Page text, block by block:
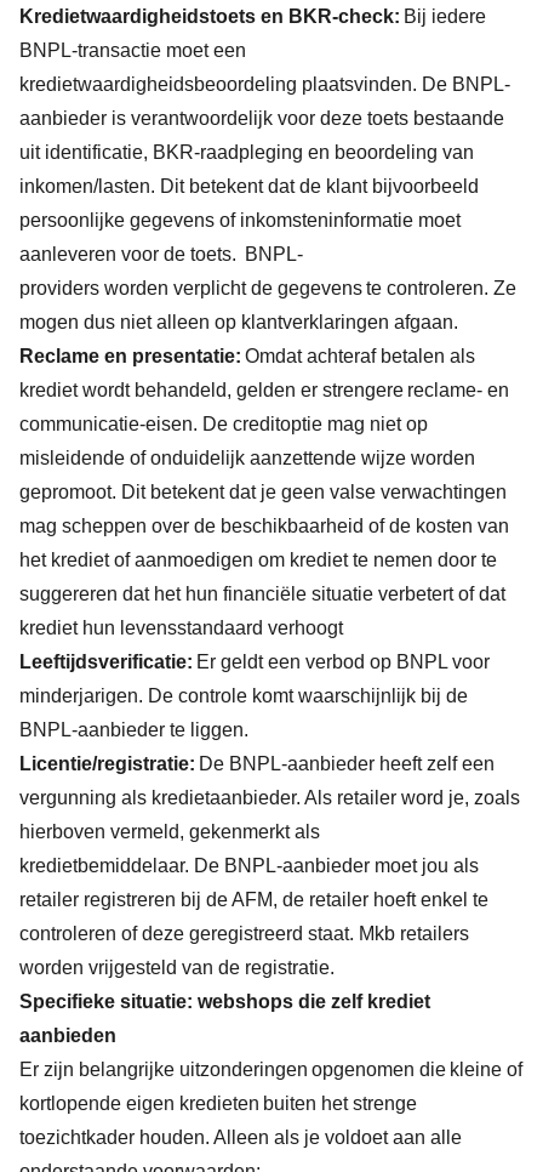
Kredietwaardigheidstoets en BKR-check: Bij iedere
BNPL-transactie moet een
kredietwaardigheidsbeoordeling plaatsvinden. De BNPL-
aanbieder is verantwoordelijk voor deze toets bestaande
uit identificatie, BKR-raadpleging en beoordeling van
inkomen/lasten. Dit betekent dat de klant bijvoorbeeld
persoonlijke gegevens of inkomsteninformatie moet
aanleveren voor de toets. BNPL-
providers worden verplicht de gegevens te controleren. Ze
mogen dus niet alleen op klantverklaringen afgaan.
Reclame en presentatie: Omdat achteraf betalen als
krediet wordt behandeld, gelden er strengere reclame- en
communicatie-eisen. De creditoptie mag niet op
misleidende of onduidelijk aanzettende wijze worden
gepromoot. Dit betekent dat je geen valse verwachtingen
mag scheppen over de beschikbaarheid of de kosten van
het krediet of aanmoedigen om krediet te nemen door te
suggereren dat het hun financiële situatie verbetert of dat
krediet hun levensstandaard verhoogt
Leeftijdsverificatie: Er geldt een verbod op BNPL voor
minderjarigen. De controle komt waarschijnlijk bij de
BNPL-aanbieder te liggen.
Licentie/registratie: De BNPL-aanbieder heeft zelf een
vergunning als kredietaanbieder. Als retailer word je, zoals
hierboven vermeld, gekenmerkt als
kredietbemiddelaar. De BNPL-aanbieder moet jou als
retailer registreren bij de AFM, de retailer hoeft enkel te
controleren of deze geregistreerd staat. Mkb retailers
worden vrijgesteld van de registratie.
Specifieke situatie: webshops die zelf krediet
aanbieden
Er zijn belangrijke uitzonderingen opgenomen die kleine of
kortlopende eigen kredieten buiten het strenge
toezichtkader houden. Alleen als je voldoet aan alle